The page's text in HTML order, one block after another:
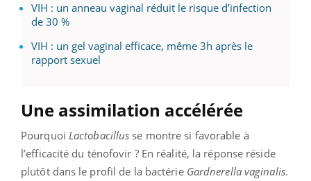
VIH : un anneau vaginal réduit le risque d’infection
de 30 %
VIH : un gel vaginal efficace, même 3h après le
rapport sexuel
Une assimilation accélérée
Pourquoi Lactobacillusse montre si favorable à
l’efficacité du ténofovir ? En réalité, la réponse réside
plutôt dans le profil de la bactérie Gardnerella vaginalis.